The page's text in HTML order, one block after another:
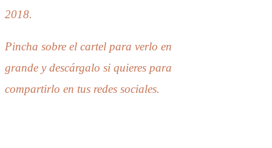
2018.
Pincha sobre el cartel para verlo en
grande y descárgalo si quieres para
compartirlo en tus redes sociales.